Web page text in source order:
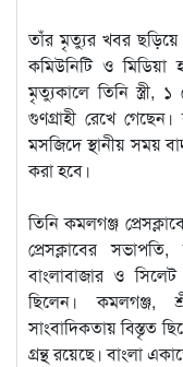
তাঁর মৃত্যুর খবর ছড়িয়ে
কমিউনিটি ও মিডিয়া
মৃত্যুকালে তিনি
গুণগ্রাহী রেখে
মসজিদে স্থানীয় সময়
করা হবে।
তিনি কমলগঞ্জ
প্রেসক্লাবের
বাংলাবাজার ও
ছিলেন। কমলগঞ্জ,
সাংবাদিকতায় বিস্তৃত
গ্রন্থ রয়েছে। বাংলা